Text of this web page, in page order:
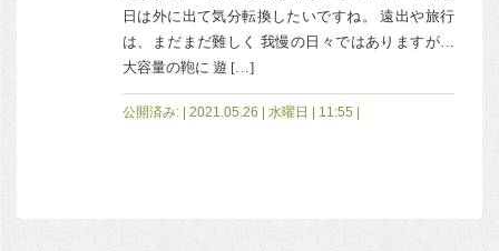
日は外に出て気分転換したいですね。 遠出や旅行
は、まだまだ難しく 我慢の日々ではありますが…
大容量の鞄に 遊 […]
公開済み: | 2021.05.26 | 水曜日 | 11:55 |